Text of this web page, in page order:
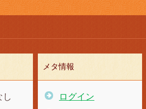
し
メタ情報
ログイン